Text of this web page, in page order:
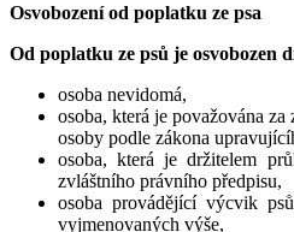
Osvobození od poplatku ze psa
Od poplatku ze psů je osvobozen
osoba nevidomá,
osoba, která je považována
osoby podle zákona
osoba, která je držitelem
zvláštního právního předpisu,
osoba provádějící výcvik
vyjmenovaných výše,